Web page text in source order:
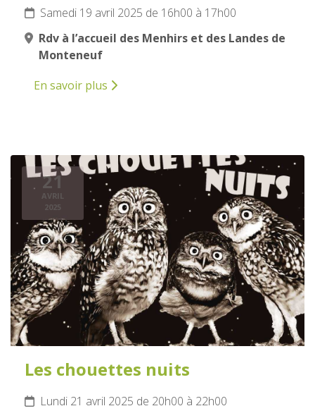
Samedi 19 avril 2025 de 16h00 à 17h00
Rdv à l’accueil des Menhirs et des Landes de
Monteneuf
En savoir plus
21
AVRIL
2025
Les chouettes nuits
Lundi 21 avril 2025 de 20h00 à 22h00